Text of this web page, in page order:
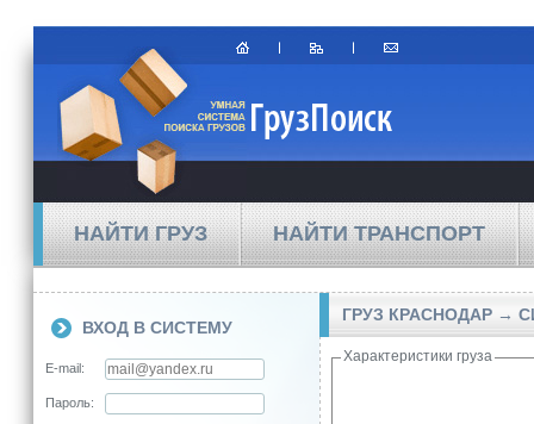
НАЙТИ ГРУЗ НАЙТИ ТРАНСПОРТ
ВХОД В СИСТЕМУ
E-mail:
Пароль:
ГРУЗ КРАСНОДАР →
Характеристики груза